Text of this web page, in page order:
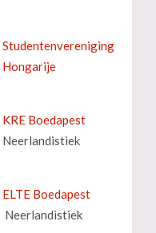
Studentenvereniging
Hongarije
KRE Boedapest
Neerlandistiek
ELTE Boedapest
Neerlandistiek